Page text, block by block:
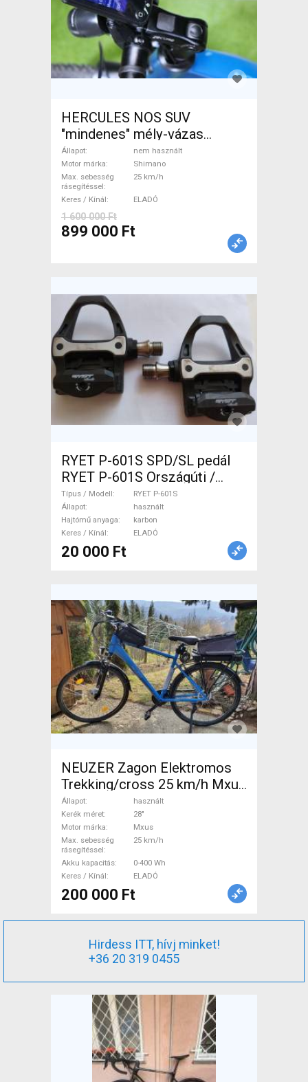
HERCULES NOS SUV
"mindenes" mély-vázas
Elektromos Trekking/cross
25 km/h Shimano nem
használt ELADÓ
Állapot
nem használt
Motor márka
Shimano
Max. sebesség
rásegítéssel
25 km/h
Keres / Kínál ELADÓ
1 600 000 Ft
899 000 Ft
RYET P-601S SPD/SL pedál
RYET P-601S Országúti /
Gravel / Triatlon Alkatrész,
Országúti Hajtásrendszer
használt ELADÓ
Típus / Modell
RYET P-601S
Állapot
használt
Hajtómű anyaga
karbon
Keres / Kínál
ELADÓ
20 000 Ft
NEUZER Zagon Elektromos
Trekking/cross 25 km/h Mxus
0-400 Wh használt ELADÓ
Állapot
használt
Kerék méret
28"
Motor márka
Mxus
Max. sebesség
rásegítéssel
25 km/h
Akku kapacitás
0-400 Wh
Keres / Kínál
ELADÓ
200 000 Ft
Hirdess ITT, hívj minket!
+36 20 319 0455